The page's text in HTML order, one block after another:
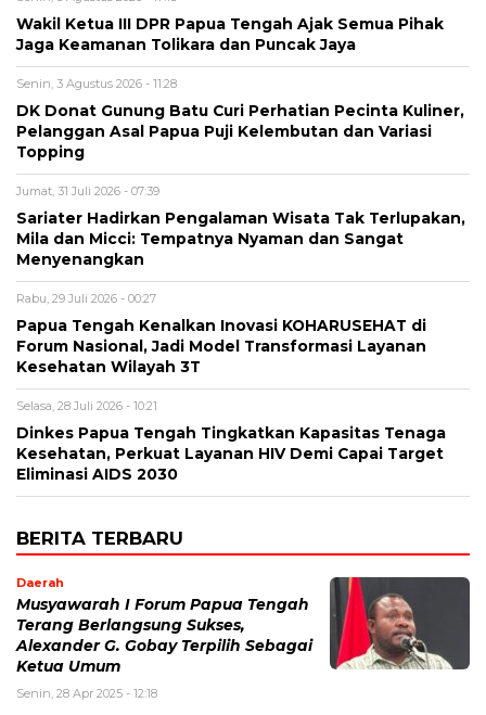
Wakil Ketua III DPR Papua Tengah Ajak Semua Pihak
Jaga Keamanan Tolikara dan Puncak Jaya
Senin, 3 Agustus 2026 - 11:28
DK Donat Gunung Batu Curi Perhatian Pecinta Kuliner,
Pelanggan Asal Papua Puji Kelembutan dan Variasi
Topping
Jumat, 31 Juli 2026 - 07:39
Sariater Hadirkan Pengalaman Wisata Tak Terlupakan,
Mila dan Micci: Tempatnya Nyaman dan Sangat
Menyenangkan
Rabu, 29 Juli 2026 - 00:27
Papua Tengah Kenalkan Inovasi KOHARUSEHAT di
Forum Nasional, Jadi Model Transformasi Layanan
Kesehatan Wilayah 3T
Selasa, 28 Juli 2026 - 10:21
Dinkes Papua Tengah Tingkatkan Kapasitas Tenaga
Kesehatan, Perkuat Layanan HIV Demi Capai Target
Eliminasi AIDS 2030
BERITA TERBARU
Daerah
Musyawarah I Forum Papua Tengah
Terang Berlangsung Sukses,
Alexander G. Gobay Terpilih Sebagai
Ketua Umum
Senin, 28 Apr 2025 - 12:18